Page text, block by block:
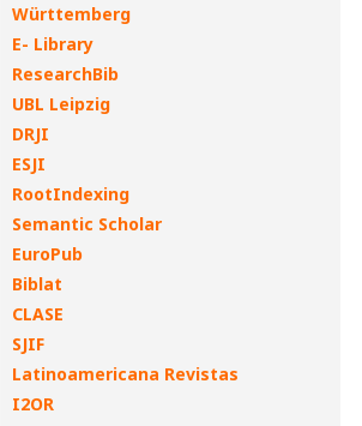
Württemberg
E- Library
ResearchBib
UBL Leipzig
DRJI
ESJI
RootIndexing
Semantic Scholar
EuroPub
Biblat
CLASE
SJIF
Latinoamericana Revistas
I2OR